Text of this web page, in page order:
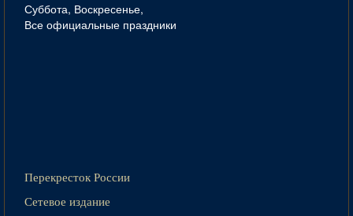
Суббота, Воскресенье,
Все официальные праздники
Перекресток России
Сетевое издание